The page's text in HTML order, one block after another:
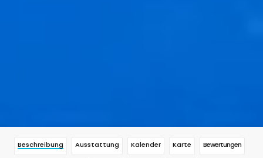
Beschreibung Ausstattung Kalender Karte Bewertungen